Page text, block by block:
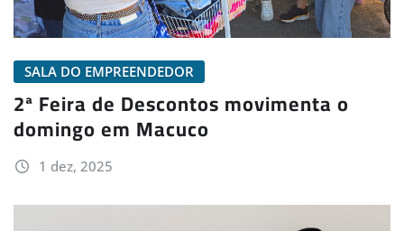
SALA DO EMPREENDEDOR
2ª Feira de Descontos movimenta o
domingo em Macuco
1 dez, 2025